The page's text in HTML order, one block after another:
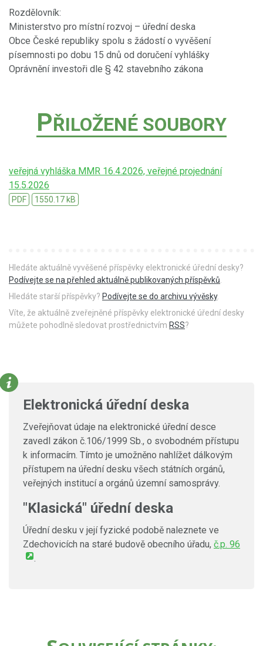
Rozdělovník:
Ministerstvo pro místní rozvoj – úřední deska
Obce České republiky spolu s žádostí o vyvěšení
písemnosti po dobu 15 dnů od doručení vyhlášky
Oprávnění investoři dle § 42 stavebního zákona
PŘILOŽENÉ SOUBORY
veřejná vyhláška MMR 16.4.2026, veřejné projednání
15.5.2026
PDF 1550.17 kB
Hledáte aktuálně vyvěšené příspěvky elektronické úřední desky?
Podívejte se na přehled aktuálně publikovaných příspěvků
Hledáte starší příspěvky? Podívejte se do archivu vývěsky.
Víte, že aktuálně zveřejněné příspěvky elektronické úřední desky
můžete pohodlně sledovat prostřednictvím RSS?
Elektronická úřední deska
Zveřejňovat údaje na elektronické úřední desce
zavedl zákon č.106/1999 Sb., o svobodném přístupu
k informacím. Tímto je umožněno nahlížet dálkovým
přístupem na úřední desku všech státních orgánů,
veřejných institucí a orgánů územní samosprávy.
"Klasická" úřední deska
Úřední desku v její fyzické podobě naleznete ve
Zdechovicích na staré budově obecního úřadu, č.p. 96
.